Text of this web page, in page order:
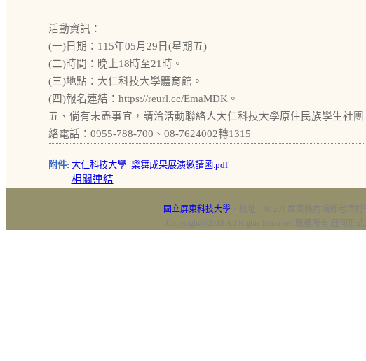
活動資訊：
(一)日期：115年05月29日(星期五)
(二)時間：晚上18時至21時。
(三)地點：大仁科技大學體育館。
(四)報名連結：https://reurl.cc/EmaMDK。
五、倘有未盡事宜，請洽活動聯絡人大仁科技大學原住民族學生社
絡電話：0955-788-700、08-7624002轉1315
附件: 大仁科技大學_樂舞成果展演邀請函.pdf
相關連結
國立屏東科技大學